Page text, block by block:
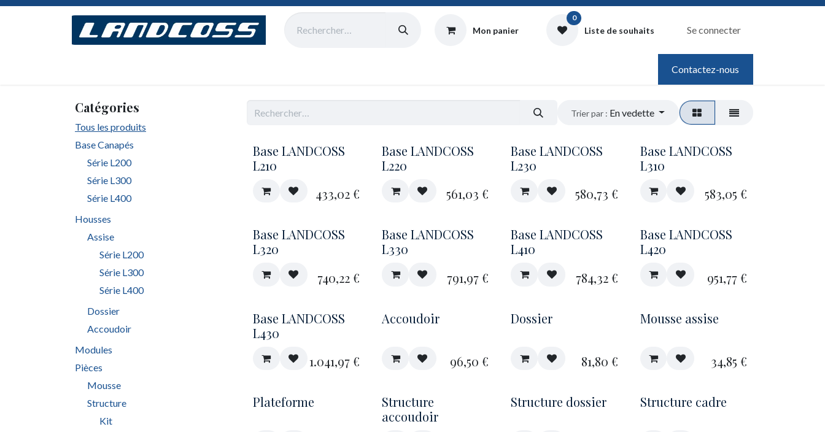
Se rendre au contenu
Mon panier
0
Liste de souhaits Se connecter
Contactez-nous
Catégories
Tous les produits
Base Canapés
Série L200
Série L300
Série L400
Housses
Assise
Série L200
Série L300
Série L400
Dossier
Accoudoir
Modules
Pièces
Mousse
Structure
Kit
Trier par : En vedette
Base LANDCOSS
L210
433,02€
Base LANDCOSS
L220
561,03 €
Base LANDCOSS
L230
580,73 €
Base LANDCOSS
L310
583,05 €
Base LANDCOSS
L320
740,22€
Base LANDCOSS
L330
791,97€
Base LANDCOSS
L410
784,32€
Base LANDCOSS
L420
951,77€
Base LANDCOSS
L430
1.041,97€
Accoudoir
96,50 €
Dossier
81,80 €
Mousse assise
34,85 €
Plateforme
Structure
accoudoir
Structure dossier Structure cadre